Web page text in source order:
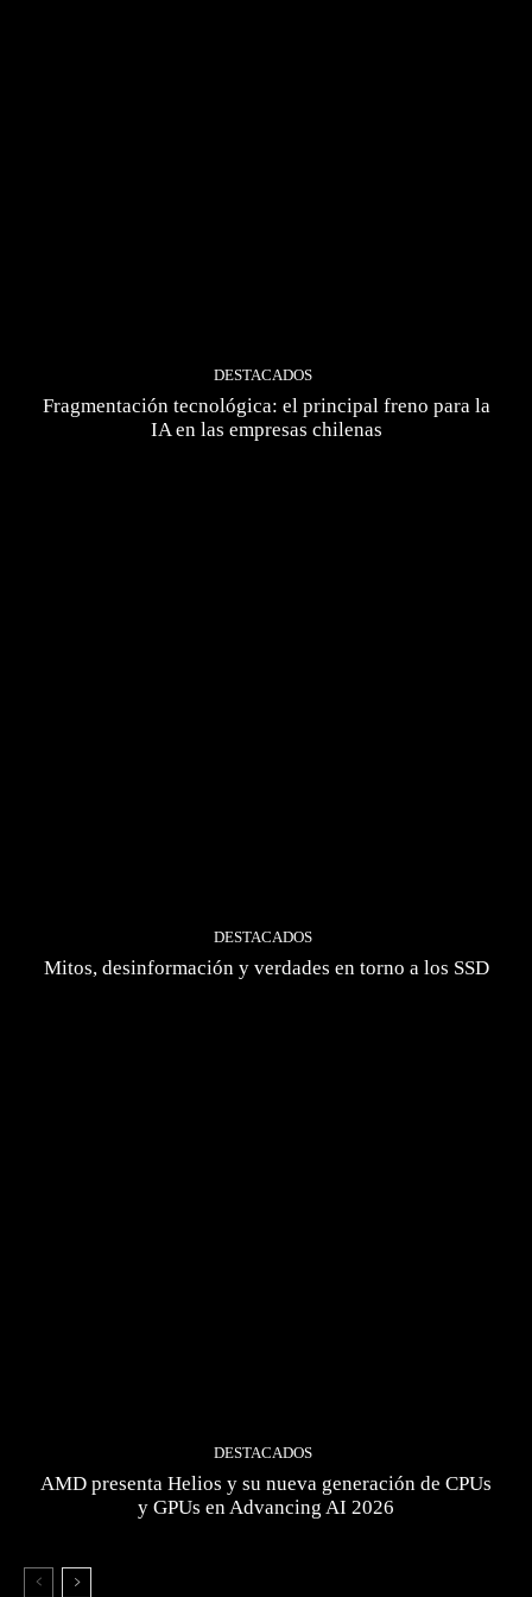
DESTACADOS
Fragmentación tecnológica: el principal freno para la
IA en las empresas chilenas
DESTACADOS
Mitos, desinformación y verdades en torno a los SSD
DESTACADOS
AMD presenta Helios y su nueva generación de CPUs
y GPUs en Advancing AI 2026